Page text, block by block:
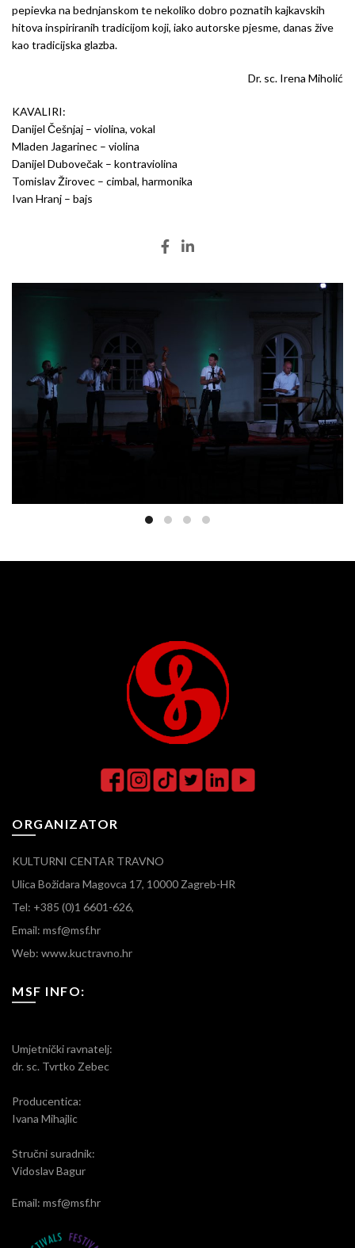
pepievka na bednjanskom te nekoliko dobro poznatih kajkavskih
hitova inspiriranih tradicijom koji, iako autorske pjesme, danas žive
kao tradicijska glazba.
Dr. sc. Irena Miholić
KAVALIRI:
Danijel Češnjaj – violina, vokal
Mladen Jagarinec – violina
Danijel Dubovečak – kontraviolina
Tomislav Žirovec – cimbal, harmonika
Ivan Hranj – bajs
ORGANIZATOR
KULTURNI CENTAR TRAVNO
Ulica Božidara Magovca 17, 10000 Zagreb-HR
Tel: +385 (0)1 6601-626,
Email: msf@msf.hr
Web: www.kuctravno.hr
MSF INFO:
Umjetnički ravnatelj:
dr. sc. Tvrtko Zebec
Producentica:
Ivana Mihajlic
Stručni suradnik:
Vidoslav Bagur
Email: msf@msf.hr